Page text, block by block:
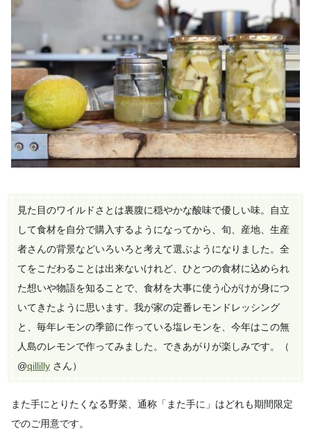
見た目のワイルドさとは裏腹に穏やかな酸味で優しい味。自立
して食材を自分で購入するようになってから、旬、産地、生産
者さんの背景などいろいろと考えて選ぶようになりました。全
てをこだわることは出来ないけれど、ひとつの食材に込められ
た想いや物語を知ることで、食材を大事に使う心がけが身につ
いてきたように思います。我が家の定番レモンドレッシング
と、毎年レモンの季節に作っている塩レモンを、今年はこの無
人島のレモンで作ってみました。できあがりが楽しみです。（
@qillillyさん）
また手にとりたくなる野菜、通称「また手に」はどれも期間限定
でのご用意です。